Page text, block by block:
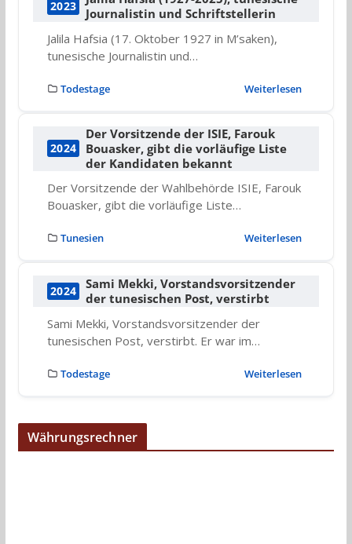
2023
Journalistin und Schriftstellerin
Jalila Hafsia (17. Oktober 1927 in M’saken),
tunesische Journalistin und…
Todestage Weiterlesen
2024
Der Vorsitzende der ISIE, Farouk
Bouasker, gibt die vorläufige Liste
der Kandidaten bekannt
Der Vorsitzende der Wahlbehörde ISIE, Farouk
Bouasker, gibt die vorläufige Liste…
Tunesien Weiterlesen
2024
Sami Mekki, Vorstandsvorsitzender
der tunesischen Post, verstirbt
Sami Mekki, Vorstandsvorsitzender der
tunesischen Post, verstirbt. Er war im…
Todestage Weiterlesen
Währungsrechner